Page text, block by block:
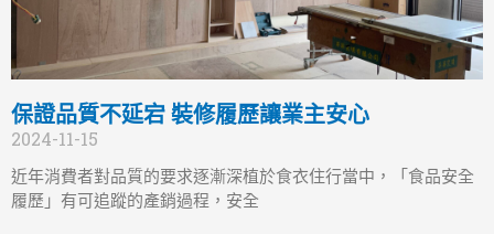
保證品質不延宕 裝修履歷讓業主安心
2024-11-15
近年消費者對品質的要求逐漸深植於食衣住行當中，「食品安全
履歷」有可追蹤的產銷過程，安全